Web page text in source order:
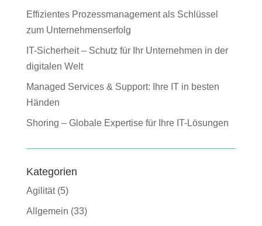
Effizientes Prozessmanagement als Schlüssel
zum Unternehmenserfolg
IT-Sicherheit – Schutz für Ihr Unternehmen in der
digitalen Welt
Managed Services & Support: Ihre IT in besten
Händen
Shoring – Globale Expertise für Ihre IT-Lösungen
Kategorien
Agilität(5)
Allgemein (33)